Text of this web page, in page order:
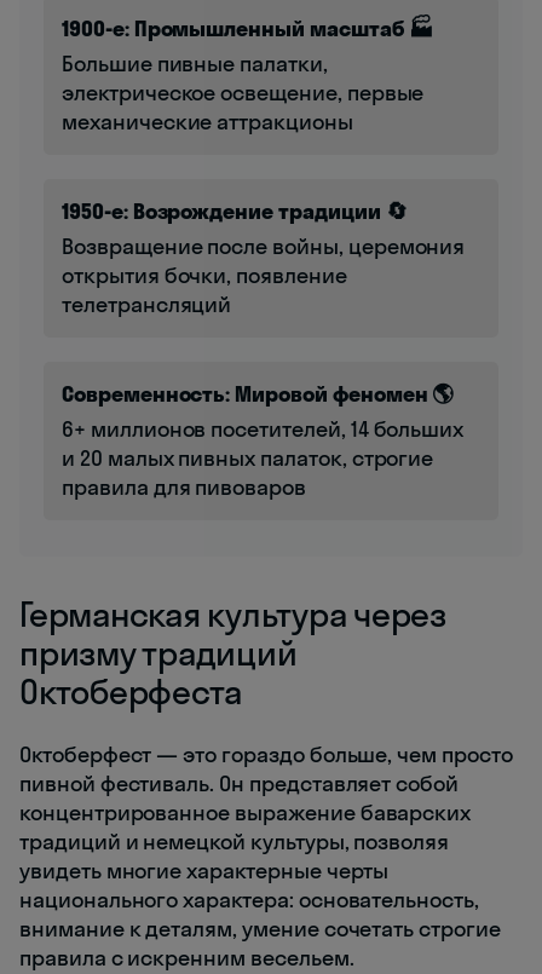
1900-е: Промышленный масштаб 🏭
Большие пивные палатки,
электрическое освещение, первые
механические аттракционы
1950-е: Возрождение традиции 🔄
Возвращение после войны, церемония
открытия бочки, появление
телетрансляций
Современность: Мировой феномен 🌎
6+ миллионов посетителей, 14 больших
и 20 малых пивных палаток, строгие
правила для пивоваров
Германская культура через
призму традиций
Октоберфеста
Октоберфест — это гораздо больше, чем просто
пивной фестиваль. Он представляет собой
концентрированное выражение баварских
традиций и немецкой культуры, позволяя
увидеть многие характерные черты
национального характера: основательность,
внимание к деталям, умение сочетать строгие
правила с искренним весельем.